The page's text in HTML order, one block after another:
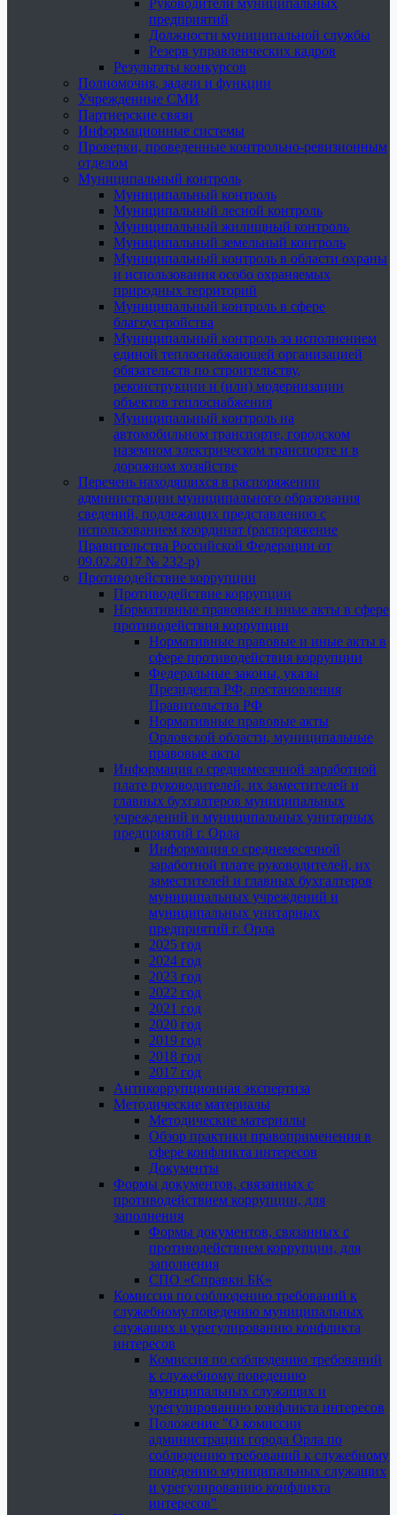
Руководители муниципальных
предприятий
Должности муниципальной службы
Резерв управленческих кадров
Результаты конкурсов
Полномочия, задачи и функции
Учрежденные СМИ
Партнерские связи
Информационные системы
Проверки, проведенные контрольно-ревизионным
отделом
Муниципальный контроль
Муниципальный контроль
Муниципальный лесной контроль
Муниципальный жилищный контроль
Муниципальный земельный контроль
Муниципальный контроль в области охраны
и использования особо охраняемых
природных территорий
Муниципальный контроль в сфере
благоустройства
Муниципальный контроль за исполнением
единой теплоснабжающей организацией
обязательств по строительству,
реконструкции и (или) модернизации
объектов теплоснабжения
Муниципальный контроль на
автомобильном транспорте, городском
наземном электрическом транспорте и в
дорожном хозяйстве
Перечень находящихся в распоряжении
администрации муниципального образования
сведений, подлежащих представлению с
использованием координат (распоряжение
Правительства Российской Федерации от
09.02.2017 № 232-р)
Противодействие коррупции
Противодействие коррупции
Нормативные правовые и иные акты в сфере
противодействия коррупции
Нормативные правовые и иные акты в
сфере противодействия коррупции
Федеральные законы, указы
Президента РФ, постановления
Правительства РФ
Нормативные правовые акты
Орловской области, муниципальные
правовые акты
Информация о среднемесячной заработной
плате руководителей, их заместителей и
главных бухгалтеров муниципальных
учреждений и муниципальных унитарных
предприятий г. Орла
Информация о среднемесячной
заработной плате руководителей, их
заместителей и главных бухгалтеров
муниципальных учреждений и
муниципальных унитарных
предприятий г. Орла
2025 год
2024 год
2023 год
2022 год
2021 год
2020 год
2019 год
2018 год
2017 год
Антикоррупционная экспертиза
Методические материалы
Методические материалы
Обзор практики правоприменения в
сфере конфликта интересов
Документы
Формы документов, связанных с
противодействием коррупции, для
заполнения
Формы документов, связанных с
противодействием коррупции, для
заполнения
СПО «Справки БК»
Комиссия по соблюдению требований к
служебному поведению муниципальных
служащих и урегулированию конфликта
интересов
Комиссия по соблюдению требований
к служебному поведению
муниципальных служащих и
урегулированию конфликта интересов
Положение "О комиссии
администрации города Орла по
соблюдению требований к служебному
поведению муниципальных служащих
и урегулированию конфликта
интересов"